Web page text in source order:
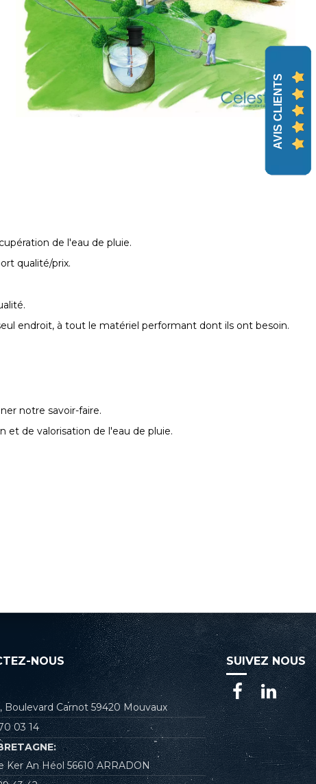
de l'eau de pluie.
qualité/prix.
endroit, à tout le matériel performant dont ils ont besoin.
notre savoir-faire.
de valorisation de l'eau de pluie.
NOUS
Boulevard Carnot 59420 Mouvaux
03 14
Ker An Héol 56610 ARRADON
AVIS CLIENTS
SUIVEZ NOUS